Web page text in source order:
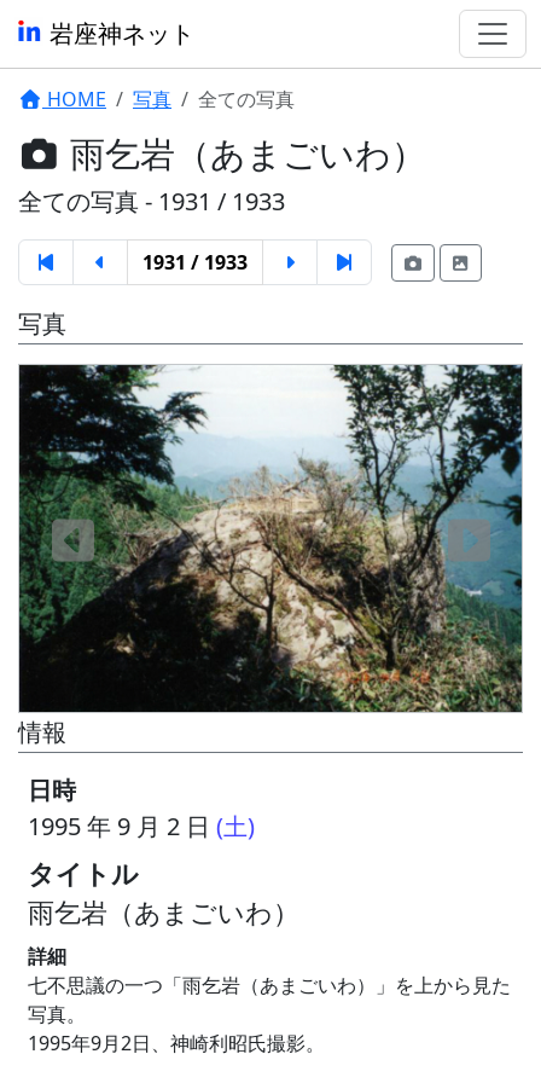
岩座神ネット
HOME 写真 全ての写真
雨乞岩（あまごいわ）
全ての写真 - 1931 / 1933
1931 / 1933
写真
情報
日時
1995 年 9 月 2 日 (土)
タイトル
雨乞岩（あまごいわ）
詳細
七不思議の一つ「雨乞岩（あまごいわ）」を上から見た
写真。
1995年9月2日、神崎利昭氏撮影。